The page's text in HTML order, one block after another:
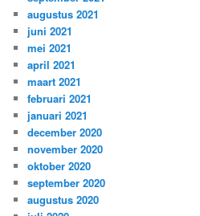
augustus 2021
juni 2021
mei 2021
april 2021
maart 2021
februari 2021
januari 2021
december 2020
november 2020
oktober 2020
september 2020
augustus 2020